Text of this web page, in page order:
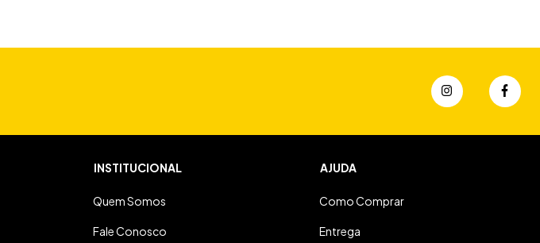
INSTITUCIONAL
Quem Somos
Fale Conosco
AJUDA
Como Comprar
Entrega